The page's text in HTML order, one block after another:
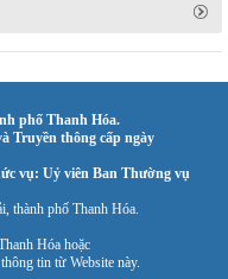
phố Thanh Hóa.
Truyền thông cấp ngày
vụ: Uỷ viên Ban Thường vụ
thành phố Thanh Hóa.
Hóa hoặc
tin từ Website này.